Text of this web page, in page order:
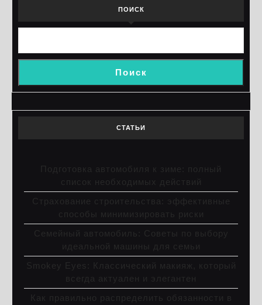
ПОИСК
Поиск
СТАТЬИ
Подготовка автомобиля к зиме: полный
список необходимых действий
Страхование строительства: эффективные
способы минимизировать риски
Семейный автомобиль: Советы по выбору
идеальной машины для семьи
Smokey Eyes: Классический макияж, который
всегда актуален и элегантен
Как правильно распределить обязанности в